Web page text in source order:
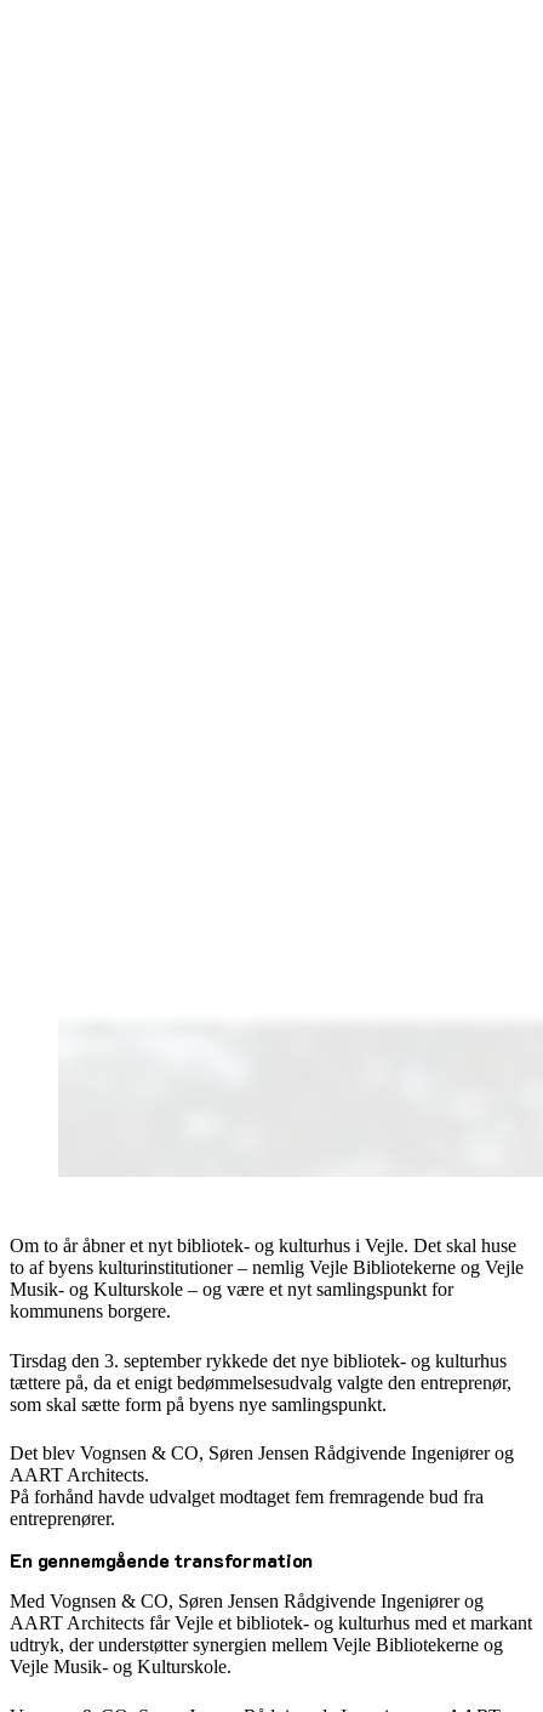
Om to år åbner et nyt bibliotek- og kulturhus i Vejle. Det skal huse
to af byens kulturinstitutioner – nemlig Vejle Bibliotekerne og Vejle
Musik- og Kulturskole – og være et nyt samlingspunkt for
kommunens borgere.
Tirsdag den 3. september rykkede det nye bibliotek- og kulturhus
tættere på, da et enigt bedømmelsesudvalg valgte den entreprenør,
som skal sætte form på byens nye samlingspunkt.
Det blev Vognsen & CO, Søren Jensen Rådgivende Ingeniører og
AART Architects.
På forhånd havde udvalget modtaget fem fremragende bud fra
entreprenører.
En gennemgående transformation
Med Vognsen & CO, Søren Jensen Rådgivende Ingeniører og
AART Architects får Vejle et bibliotek- og kulturhus med et markant
udtryk, der understøtter synergien mellem Vejle Bibliotekerne og
Vejle Musik- og Kulturskole.